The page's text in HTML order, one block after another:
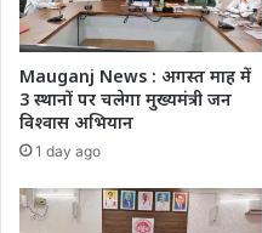
Mauganj News : अगस्त माह में
3 स्थानों पर चलेगा मुख्यमंत्री जन
विश्वास अभियान
1 day ago